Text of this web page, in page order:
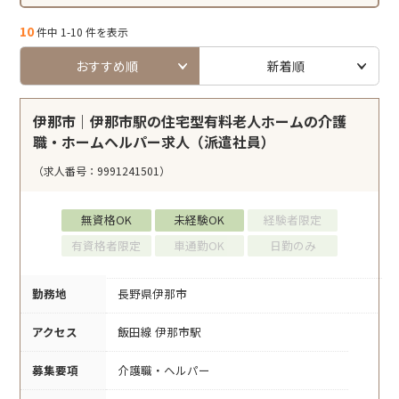
10件中 1-10 件を表示
おすすめ順 新着順
伊那市｜伊那市駅の住宅型有料老人ホームの介護
職・ホームヘルパー求人（派遣社員）
（求人番号：9991241501）
無資格OK 未経験OK
経験者限定
有資格者限定
車通勤OK 日勤のみ
勤務地 長野県伊那市
アクセス 飯田線 伊那市駅
募集要項 介護職・ヘルパー